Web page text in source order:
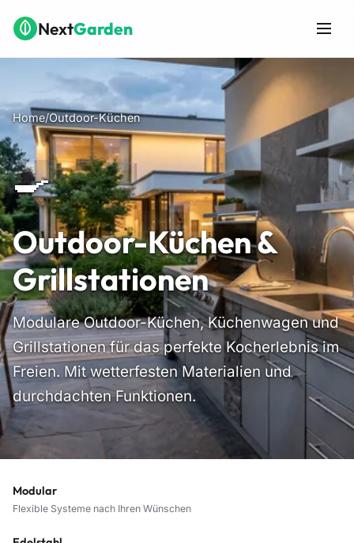
NextGarden
Home/Outdoor-Küchen
🍳
Outdoor-Küchen &
Grillstationen
Modulare Outdoor-Küchen, Küchenwagen und
Grillstationen für das perfekte Kocherlebnis im
Freien. Mit wetterfesten Materialien und
durchdachten Funktionen.
Modular
Flexible Systeme nach Ihren Wünschen